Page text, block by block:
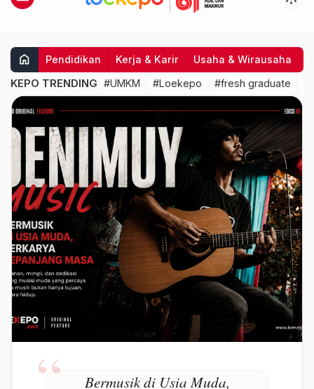
home Pendidikan Kerja & Karir Usaha & Wirausaha
KEPO TRENDING #UMKM #Loekepo #fresh graduate
Bermusik di Usia Muda,